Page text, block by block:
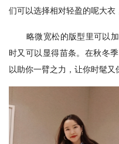
们可以选择相对轻盈的呢大衣
略微宽松的版型里可以
时又可以显得苗条。在秋冬
以助你一臂之力，让你时髦又